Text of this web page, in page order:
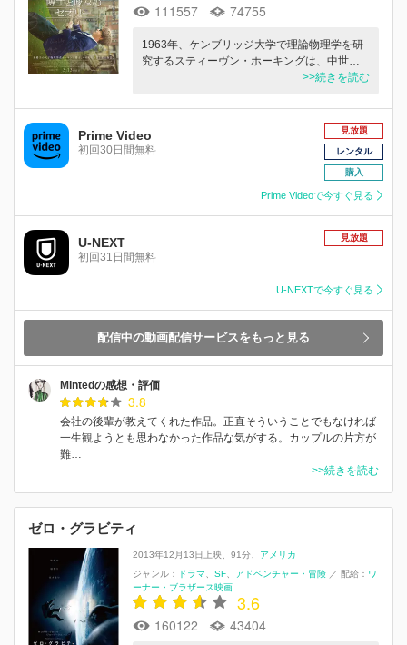
111557 74755
1963年、ケンブリッジ大学で理論物理学を研
究するスティーヴン・ホーキングは、中世…
>>続きを読む
Prime Video
初回30日間無料
見放題
レンタル
購入
Prime Videoで今すぐ見る
U-NEXT
初回31日間無料
見放題
U-NEXTで今すぐ見る
配信中の動画配信サービスをもっと見る
Mintedの感想・評価
3.8
会社の後輩が教えてくれた作品。正直そういうことでもなければ
一生観ようとも思わなかった作品な気がする。カップルの片方が
難…
>>続きを読む
ゼロ・グラビティ
2013年12月13日上映 91分
アメリカ
ジャンル：
ドラマ SF アドベンチャー・冒険 ／ 配給： ワ
ーナー・ブラザース映画
3.6
160122 43404